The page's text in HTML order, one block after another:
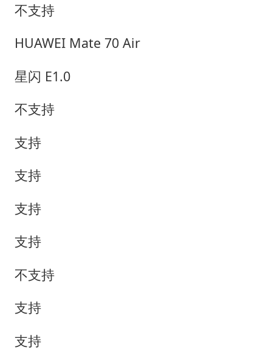
不支持
HUAWEI Mate 70 Air
星闪 E1.0
不支持
支持
支持
支持
支持
不支持
支持
支持